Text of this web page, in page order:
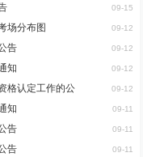
09-15
场分布图 09-12
告 09-12
知 09-12
格认定工作的公 09-12
知 09-11
告 09-11
告 09-11